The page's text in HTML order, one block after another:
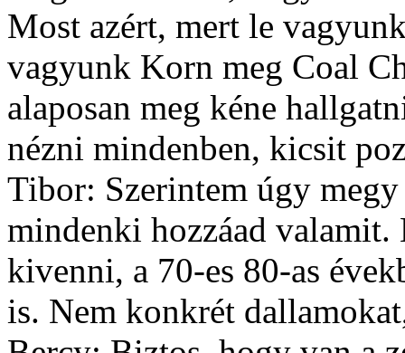
Most azért, mert le
vagyunk Korn meg Coal
alaposan meg kéne
nézni mindenben, kicsit
Tibor: Szerintem úgy
mindenki hozzáad
kivenni, a 70-es 80-as
is. Nem konkrét